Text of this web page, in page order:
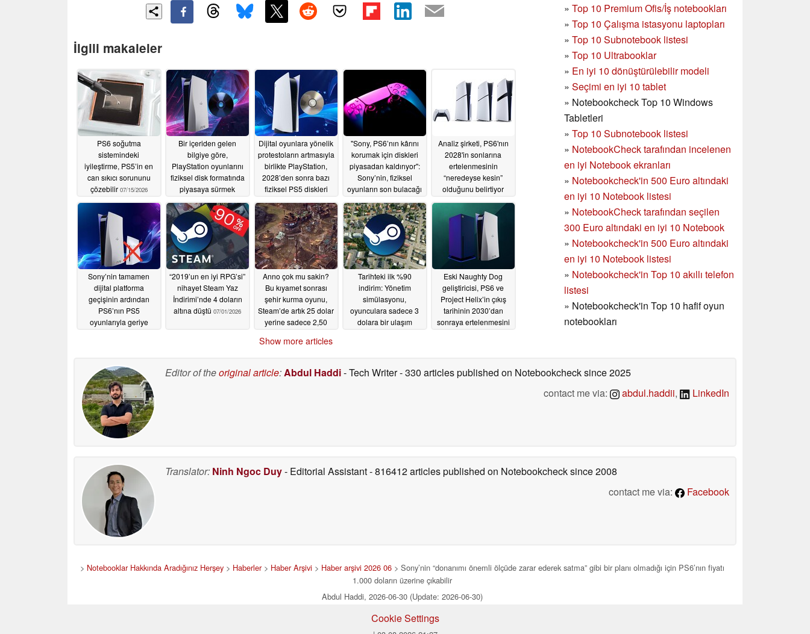
» Top 10 Premium Ofis/İş notebookları
» Top 10 Çalışma istasyonu laptopları
» Top 10 Subnotebook listesi
» Top 10 Ultrabooklar
» En iyi 10 dönüştürülebilir modeli
» Seçimi en iyi 10 tablet
» Notebookcheck Top 10 Windows
Tabletleri
» Top 10 Subnotebook listesi
» NotebookCheck tarafından incelenen
en iyi Notebook ekranları
» Notebookcheck'in 500 Euro altındaki
en iyi 10 Notebook listesi
» NotebookCheck tarafından seçilen
300 Euro altındaki en iyi 10 Notebook
» Notebookcheck'in 500 Euro altındaki
en iyi 10 Notebook listesi
» Notebookcheck'in Top 10 akıllı telefon
listesi
» Notebookcheck'in Top 10 hafif oyun
notebookları
İlgili makaleler
PS6 soğutma
sistemindeki
iyileştirme, PS5’in en
can sıkıcı sorununu
çözebilir 07/15/2026
Bir içeriden gelen
bilgiye göre,
PlayStation oyunlarını
fiziksel disk formatında
piyasaya sürmek
PS6’nın lansmanı
başarısız olacak
07/09/2026
Dijital oyunlara yönelik
protestoların artmasıyla
birlikte PlayStation,
2028’den sonra bazı
fiziksel PS5 diskleri
07/04/2026
"Sony, PS6’nın kârını
korumak için diskleri
piyasadan kaldırıyor":
Sony’nin, fiziksel
oyunların son bulacağı
geliştiricileri
bilgilendirmediği
bildiriliyor07/03/2026
Analiz şirketi, PS6'nın
2028'in sonlarına
ertelenmesinin
“neredeyse kesin”
olduğunu belirtiyor
07/03/2026
Sony’nin tamamen
dijital platforma
geçişinin ardından
PS6’nın PS5
oyunlarıyla geriye
“2019’un en iyi RPG’si”
nihayet Steam Yaz
İndirimi’nde 4 doların
altına düştü 07/01/2026
Anno çok mu sakin?
Bu kıyamet sonrası
şehir kurma oyunu,
Steam’de artık 25 dolar
yerine sadece 2,50
Tarihteki ilk %90
indirim: Yönetim
simülasyonu,
oyunculara sadece 3
dolara bir ulaşım
Eski Naughty Dog
geliştiricisi, PS6 ve
Project Helix’in çıkış
tarihinin 2030’dan
sonraya ertelenmesini
Show more articles
Editor of theoriginal article:Abdul Haddi- Tech Writer- 330 articles published on Notebookchecksince 2025
contact me via:
abdul.haddii, LinkedIn
Translator: Ninh Ngoc Duy- Editorial Assistant- 816412 articles published on Notebookchecksince 2008
contact me via:
Facebook
> Notebooklar Hakkında Aradığınız Herşey> Haberler> Haber Arşivi > Haber arşivi 2026 06> Sony’nin “donanımı önemli ölçüde zarar ederek satma” gibi bir planı olmadığı için PS6’nın fiyatı
1.000 doların üzerine çıkabilir
Abdul Haddi, 2026-06-30 (Update: 2026-06-30)
Cookie Settings